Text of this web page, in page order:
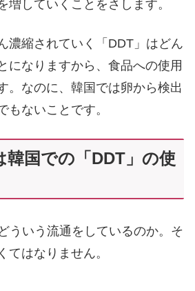
増していくことをさします。
濃縮されていく「DDT」はどん
になりますから、食品への使用
。なのに、韓国では卵から検出
もないことです。
韓国での「DDT」の使
ういう流通をしているのか。そ
てはなりません。